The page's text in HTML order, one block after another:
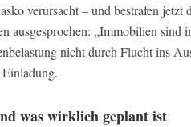
verursacht – und bestrafen
ausgesprochen: „Immobilien sind
nicht durch Flucht ins
was wirklich geplant ist